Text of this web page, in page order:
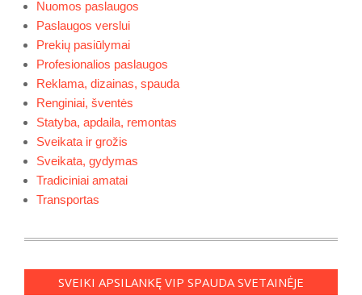
Nuomos paslaugos
Paslaugos verslui
Prekių pasiūlymai
Profesionalios paslaugos
Reklama, dizainas, spauda
Renginiai, šventės
Statyba, apdaila, remontas
Sveikata ir grožis
Sveikata, gydymas
Tradiciniai amatai
Transportas
SVEIKI APSILANKĘ VIP SPAUDA SVETAINĖJE